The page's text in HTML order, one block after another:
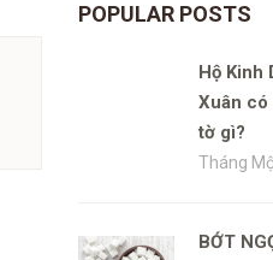
POPULAR POSTS
Hộ Kinh
Xuân
tờ gì?
Tháng
BỚT